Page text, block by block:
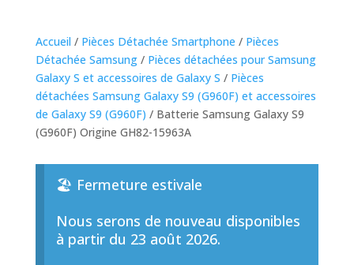
Accueil / Pièces Détachée Smartphone / Pièces
Détachée Samsung/ Pièces détachées pour Samsung
Galaxy S et accessoires de Galaxy S / Pièces
détachées Samsung Galaxy S9 (G960F) et accessoires
de Galaxy S9 (G960F) / Batterie Samsung Galaxy S9
(G960F) Origine GH82-15963A
🏖️ Fermeture estivale
Nous serons de nouveau disponibles
à partir du 23 août 2026.